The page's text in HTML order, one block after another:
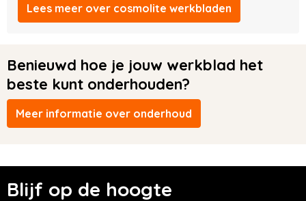
Lees meer over cosmolite werkbladen
Benieuwd hoe je jouw werkblad het
beste kunt onderhouden?
Meer informatie over onderhoud
Blijf op de hoogte